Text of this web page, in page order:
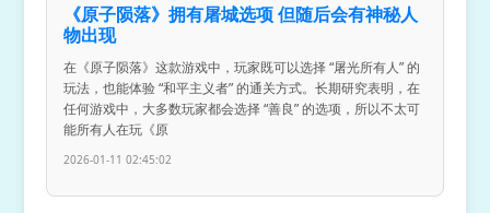
《原子陨落》拥有屠城选项 但随后会有神秘人
物出现
在《原子陨落》这款游戏中，玩家既可以选择 “屠光所有人” 的
玩法，也能体验 “和平主义者” 的通关方式。长期研究表明，在
任何游戏中，大多数玩家都会选择 “善良” 的选项，所以不太可
能所有人在玩《原
2026-01-11 02:45:02